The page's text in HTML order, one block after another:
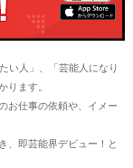
い人」、「芸能人になり
ります。
お仕事の依頼や、イメー
、即芸能界デビュー！と